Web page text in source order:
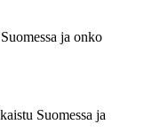
ja onko
Suomessa ja